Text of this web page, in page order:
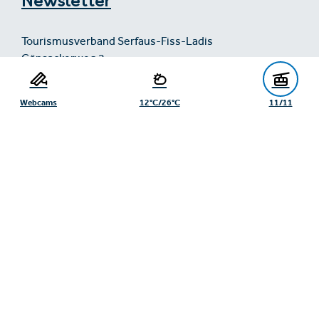
Webcams 12°C/26°C 11/11
Tourismusverband Serfaus-Fiss-Ladis
Gänsackerweg 2
6534 Serfaus